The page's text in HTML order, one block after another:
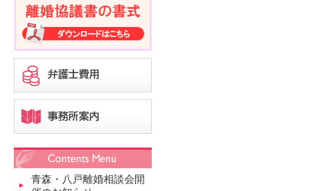
青森・八戸離婚相談会開